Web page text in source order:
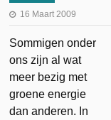
16 Maart 2009
Sommigen onder
ons zijn al wat
meer bezig met
groene energie
dan anderen. In